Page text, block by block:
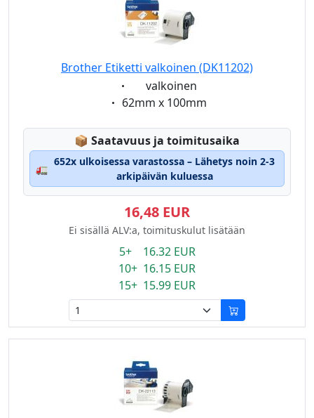
Brother Etiketti valkoinen (DK11202)
Eigenschaft:
valkoinen
Eigenschaft:
62mm x 100mm
📦 Lagerstatus:
Saatavuus ja toimitusaika
🚛
652x ulkoisessa varastossa – Lähetys noin 2-3
arkipäivän kuluessa
16,48 EUR
Ei sisällä ALV:a, toimituskulut lisätään
5+ 16.32 EUR
10+ 16.15 EUR
15+ 15.99 EUR